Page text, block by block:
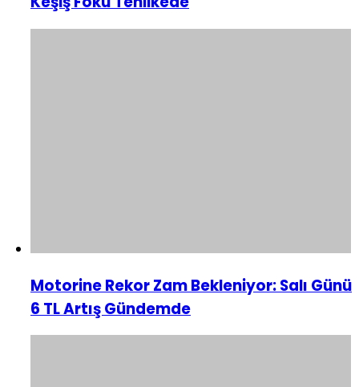
Motorine Rekor Zam Bekleniyor: Salı Günü
6 TL Artış Gündemde